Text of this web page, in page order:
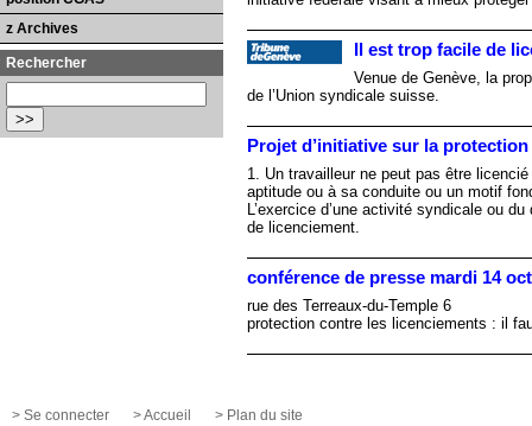
Il est trop facile de
Venue de Genève, la
de l’Union syndicale suisse.
Projet d’initiative sur la
1. Un travailleur ne peut pas être
aptitude ou à sa conduite ou un motif
L’exercice d’une activité syndicale ou
de licenciement.
conférence de presse mardi 14
rue des Terreaux-du-Temple 6
protection contre les licenciements : il
z Archives
Rechercher
> Se connecter > Accueil > Plan du site